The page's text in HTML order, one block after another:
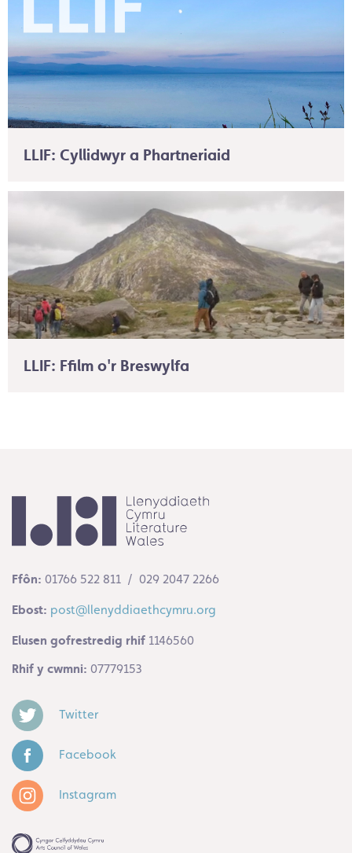
LLIF: Cyllidwyr a Phartneriaid
LLIF: Ffilm o'r Breswylfa
Ffôn: 01766 522 811 / 029 2047 2266
Ebost: post@llenyddiaethcymru.org
Elusen gofrestredig rhif 1146560
Rhif y cwmni: 07779153
Twitter
Facebook
Instagram